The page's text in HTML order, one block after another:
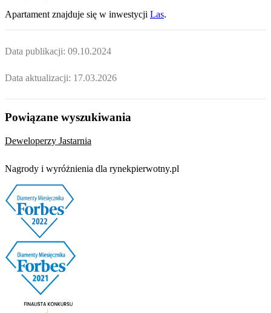
Apartament znajduje się w inwestycji Las.
Data publikacji: 09.10.2024
Data aktualizacji: 17.03.2026
Powiązane wyszukiwania
Deweloperzy Jastarnia
Nagrody i wyróżnienia dla rynekpierwotny.pl